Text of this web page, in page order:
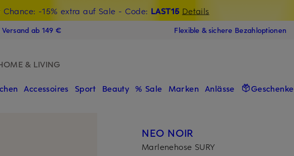
Chance: -15% extra auf Sale - Code: LAST15 Details
Willkommensgutschein mit Beyond sichern
ab 149 € Flexible & sichere Bezahloptionen
& LIVING
Accessoires Sport Beauty % Sale Marken Anlässe Geschenke
NEO NOIR
Marlenehose SURY